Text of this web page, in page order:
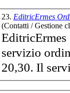
23. EditricErmes
(Contatti / Gestione
EditricE
servizio
20,30.